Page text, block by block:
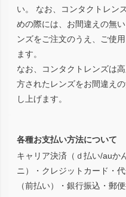
い。 なお、コンタクトレン
めの際には、お間違えの無
ンズをご注文のうえ、ご使
ます。
なお、コンタクトレンズは
方されたレンズをお間違え
し上げます。
各種お支払い方法について
キャリア決済（ｄ払い/auか
ニ）・クレジットカード・
（前払い）・銀行振込・郵